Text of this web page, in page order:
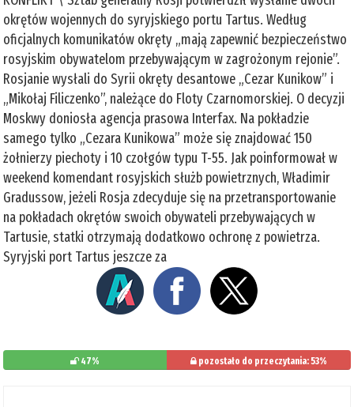
okrętów wojennych do syryjskiego portu Tartus. Według
oficjalnych komunikatów okręty „mają zapewnić bezpieczeństwo
rosyjskim obywatelom przebywającym w zagrożonym rejonie”.
Rosjanie wysłali do Syrii okręty desantowe „Cezar Kunikow” i
„Mikołaj Filiczenko”, należące do Floty Czarnomorskiej. O decyzji
Moskwy doniosła agencja prasowa Interfax. Na pokładzie
samego tylko „Cezara Kunikowa” może się znajdować 150
żołnierzy piechoty i 10 czołgów typu T-55. Jak poinformował w
weekend komendant rosyjskich służb powietrznych, Władimir
Gradussow, jeżeli Rosja zdecyduje się na przetransportowanie
na pokładach okrętów swoich obywateli przebywających w
Tartusie, statki otrzymają dodatkowo ochronę z powietrza.
Syryjski port Tartus jeszcze za
47% pozostało do przeczytania: 53%